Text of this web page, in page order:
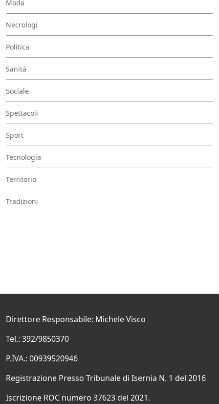
Moda
Necrologi
Politica
Sanità
Sociale
Spettacoli
Sport
Tecnologia
Territorio
Tradizioni
Direttore Responsabile: Michele Visco
Tel.: 392/9850370
P.IVA.: 00939520946
Registrazione Presso Tribunale di Isernia N. 1 del 2016
Iscrizione ROC numero 37623 del 2021.